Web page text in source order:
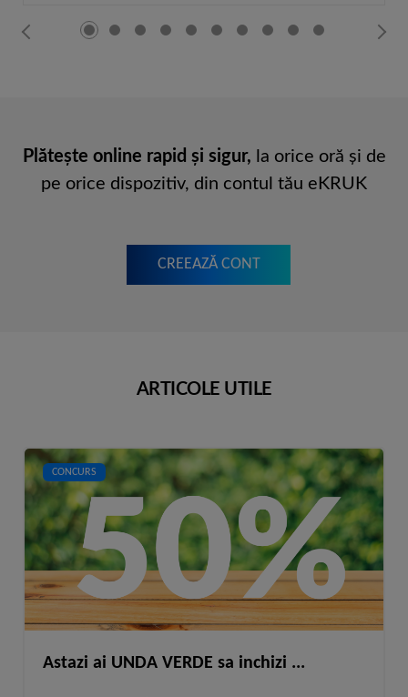
Plăteşte online rapid şi sigur, la orice oră şi de
pe orice dispozitiv, din contul tău eKRUK
CREEAZĂ CONT
ARTICOLE UTILE
CONCURS
Astazi ai UNDA VERDE sa inchizi ...